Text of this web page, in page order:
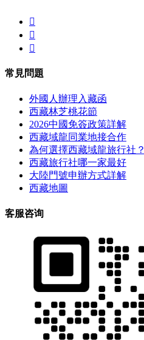



常見問題
外國人辦理入藏函
西藏林芝桃花節
2026中國免簽政策詳解
西藏域龍同業地接合作
為何選擇西藏域龍旅行社？
西藏旅行社哪一家最好
大陸門號申辦方式詳解
西藏地圖
客服咨询